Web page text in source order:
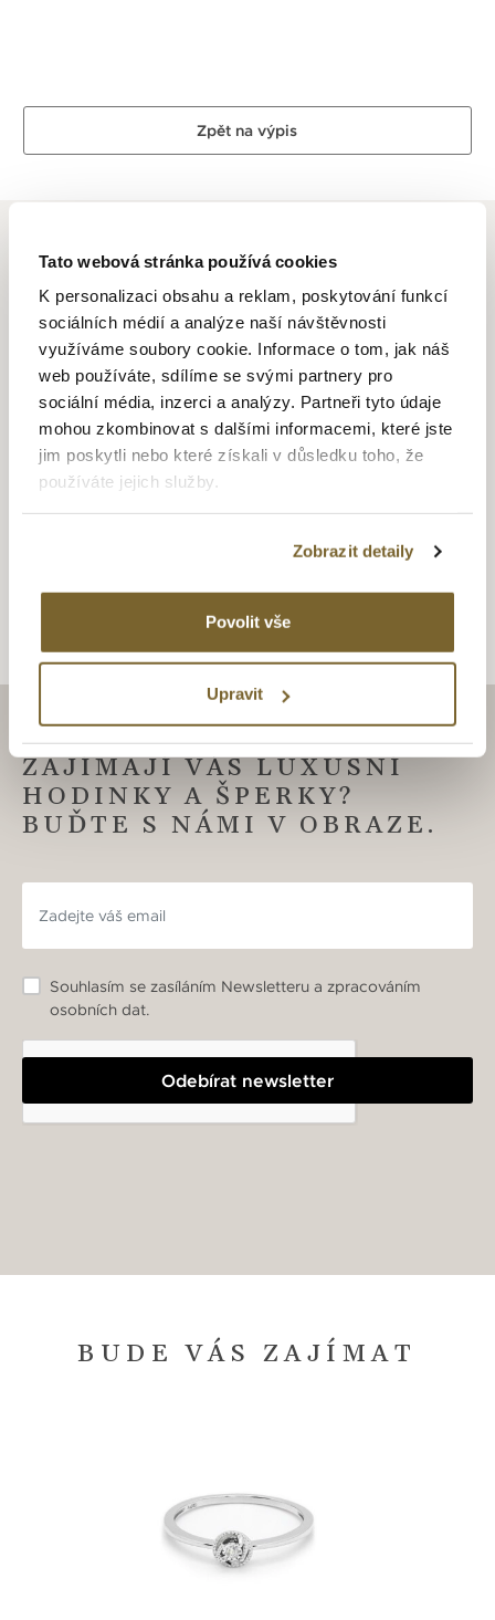
Tato webová stránka používá cookies
K personalizaci obsahu a reklam, poskytování funkcí
sociálních médií a analýze naší návštěvnosti
využíváme soubory cookie. Informace o tom, jak náš
web používáte, sdílíme se svými partnery pro
sociální média, inzerci a analýzy. Partneři tyto údaje
mohou zkombinovat s dalšími informacemi, které jste
jim poskytli nebo které získali v důsledku toho, že
používáte jejich služby.
Zobrazit detaily
Povolit vše
Upravit
Zpět na výpis
ALTMAN DIAMOND
Dlouhletá zkušenost, odborné znalosti, láska k řemeslu a
zlatnické dovednosti je to, co se odráží ve špercích Altman
Diamond. Drahé kovy ve spojení s krásnými a ušlechtilými
diamanty, které jsou pečlivě a znalecky vybírané pod
dohledem opravdových odborníků se v rukách zručných
ZAJÍMAJÍ VÁS LUXUSNÍ
HODINKY A ŠPERKY?
BUĎTE S NÁMI V OBRAZE.
Odebírat newsletter
Souhlasím se zasíláním Newsletteru a zpracováním
osobních dat.
BUDE VÁS ZAJÍMAT